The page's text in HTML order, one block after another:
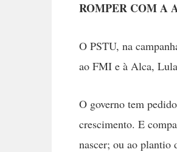
ROMPER COM A
O PSTU, na
ao FMI e à Alca,
O governo tem
crescimento. E
nascer; ou ao plantio